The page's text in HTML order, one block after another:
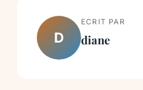
D
ECRIT PAR
diane